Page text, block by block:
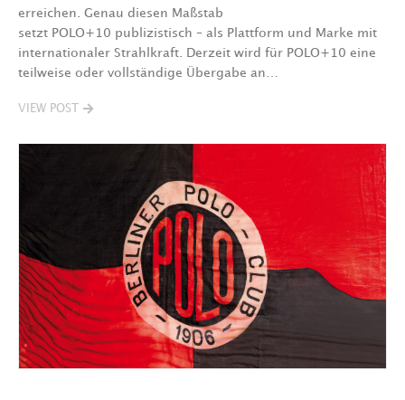
erreichen. Genau diesen Maßstab
setzt POLO+10 publizistisch – als Plattform und Marke mit
internationaler Strahlkraft. Derzeit wird für POLO+10 eine
teilweise oder vollständige Übergabe an…
VIEW POST